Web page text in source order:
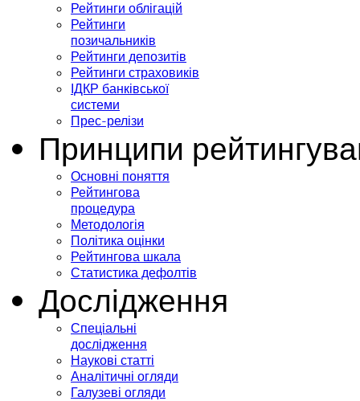
Рейтинги облігацій
Рейтинги
позичальників
Рейтинги депозитів
Рейтинги страховиків
ІДКР банківської
системи
Прес-релізи
Принципи
Основні поняття
Рейтингова
процедура
Методологія
Політика оцінки
Рейтингова шкала
Статистика дефолтів
Дослідження
Спеціальні
дослідження
Наукові статті
Аналітичні огляди
Галузеві огляди